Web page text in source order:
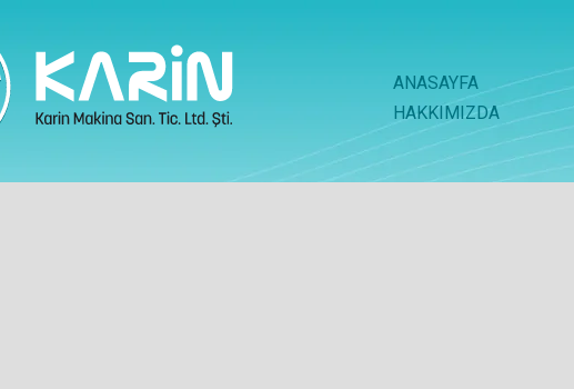
ANASAYFA
HAKKIMIZDA